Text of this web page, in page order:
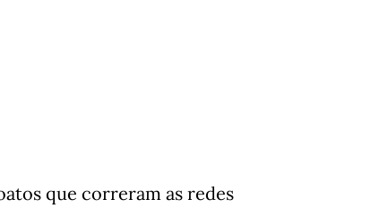
que correram as redes